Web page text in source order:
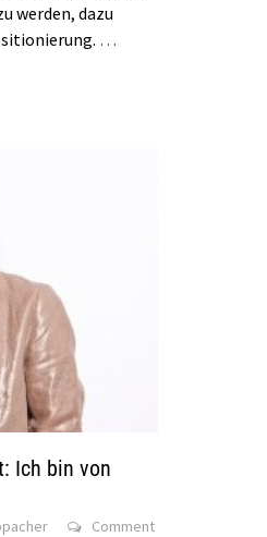
werden, dazu
…
Ich bin von
Comment